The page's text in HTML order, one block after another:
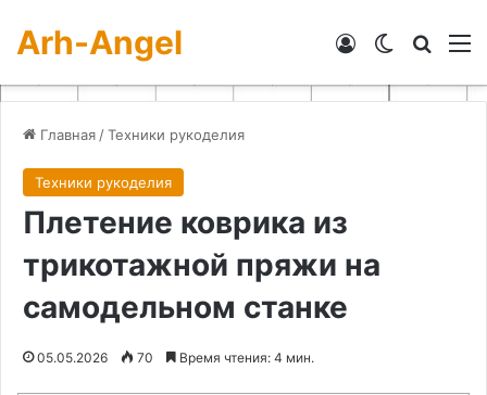
Arh-Angel Switch skin
Войти
Главная /Техники рукоделия
Техники рукоделия
Плетение коврика из
трикотажной пряжи на
самодельном станке
05.05.2026 70 Время чтения: 4 мин.